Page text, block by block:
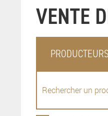
VENTE
PRODUCTEURS